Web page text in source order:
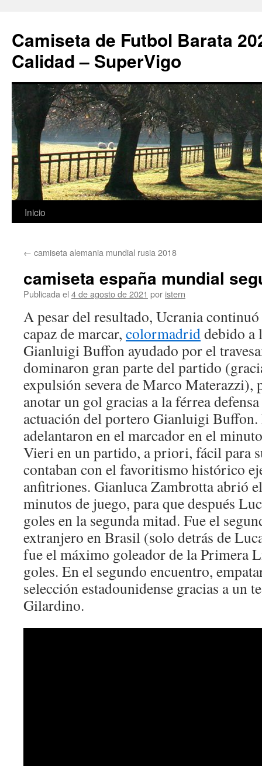
Camiseta de Futbol Barata
Calidad – SuperVigo
Saltar
contenido
Inicio
← camiseta alemania mundial rusia 2018
camiseta españa mundial
Publicada el 4 de agosto de 2021 por istern
A pesar del resultado, Ucrania
capaz de marcar, colormadriddebido a
Gianluigi Buffon ayudado por el
dominaron gran parte del partido
expulsión severa de Marco Materazzi),
anotar un gol gracias a la férrea
actuación del portero Gianluigi Buffon.
adelantaron en el marcador en el
Vieri en un partido, a priori, fácil para
contaban con el favoritismo histórico
anfitriones. Gianluca Zambrotta abrió
minutos de juego, para que después
goles en la segunda mitad. Fue el
extranjero en Brasil (solo detrás de
fue el máximo goleador de la Primera
goles. En el segundo encuentro,
selección estadounidense gracias a un
Gilardino.